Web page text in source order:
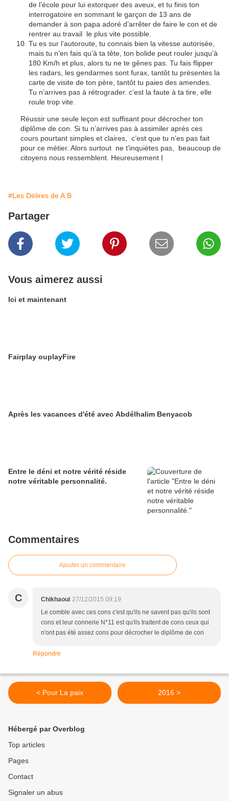
de l’école pour lui extorquer des aveux, et tu finis ton
interrogatoire en sommant le garçon de 13 ans de
demander à son papa adoré d’arrêter de faire le con et de
rentrer au travail le plus vite possible.
Tu es sur l’autoroute, tu connais bien la vitesse autorisée,
mais tu n’en fais qu’à ta tête, ton bolide peut rouler jusqu’à
180 Km/h et plus, alors tu ne te gênes pas. Tu fais flipper
les radars, les gendarmes sont furax, tantôt tu présentes la
carte de visite de ton père, tantôt tu paies des amendes.
Tu n’arrives pas à rétrograder. c’est la faute à ta tire, elle
roule trop vite.
Réussir une seule leçon est suffisant pour décrocher ton
diplôme de con. Si tu n’arrives pas à assimiler après ces
cours pourtant simples et claires, c’est que tu n’es pas fait
pour ce métier. Alors surtout ne t’inquiètes pas, beaucoup de
citoyens nous ressemblent. Heureusement Ị
#Les Délires de A.B
Partager
Vous aimerez aussi
Ici et maintenant
Fairplay ouplayFire
Après les vacances d'été avec Abdélhalim Benyacob
Entre le déni et notre vérité réside
notre véritable personnalité.
Commentaires
Ajouter un commentaire
C Chikhaoui 27/12/2015 09:19
Le comble avec ces cons c'est qu'ils ne savent pas qu'ils sont
cons et leur connerie N*11 est qu'ils traitent de cons ceux qui
n'ont pas été assez cons pour décrocher le diplôme de con
Répondre
< Pour La paix 2016 >
Hébergé par Overblog
Top articles
Pages
Contact
Signaler un abus